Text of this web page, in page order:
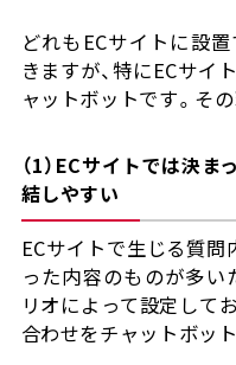
どれもECサイトに設
きますが、特にECサイ
ャットボットです。そ
（1）ECサイトでは決
結しやすい
ECサイトで生じる質問
った内容のものが多
リオによって設定して
合わせをチャットボッ